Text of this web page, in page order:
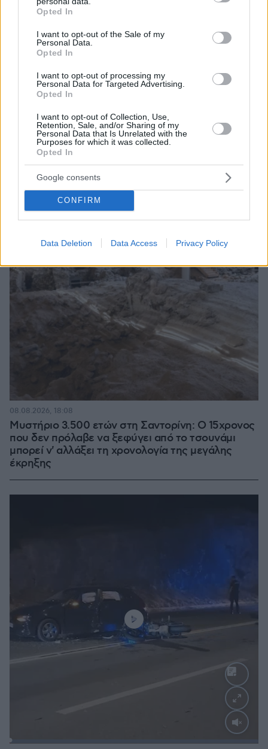
grant or deny consent to Google and its third-party tags to
use your data for below specified purposes in below Google
consent section.
Opted In
I want to opt-out of the Sale of my
Personal Data.
Opted In
I want to opt-out of processing my
Personal Data for Targeted Advertising.
Opted In
I want to opt-out of Collection, Use,
Retention, Sale, and/or Sharing of my
Personal Data that Is Unrelated with the
Purposes for which it was collected.
Opted In
Google consents
CONFIRM
Data Deletion Data Access Privacy Policy
Χάος στη Βουλή του Κοσόβου: Βουλευτής της
αντιπολίτευσης πέταξε αυγά στον πρωθυπουργό Άλμπιν
Κούρτι, δείτε βίντεο
08.08.2026, 23:42
ΔΕΙΤΕ ΟΛΕΣ ΤΙΣ ΕΙΔΗΣΕΙΣ
ΤΑ ΠΙΟ ΔΗΜΟΦΙΛΗ
Μυστήριο 3.500 ετών στη Σαντορίνη: Ο 15χρονος
που δεν πρόλαβε να ξεφύγει από το τσουνάμι
μπορεί ν' αλλάξει τη χρονολογία της μεγάλης
έκρηξης
08.08.2026, 18:08